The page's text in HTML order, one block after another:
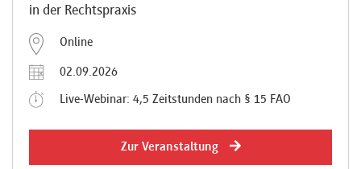
in der Rechtspraxis
Online
02.09.2026
Live-Webinar: 4,5 Zeitstunden nach § 15 FAO
Zur Veranstaltung